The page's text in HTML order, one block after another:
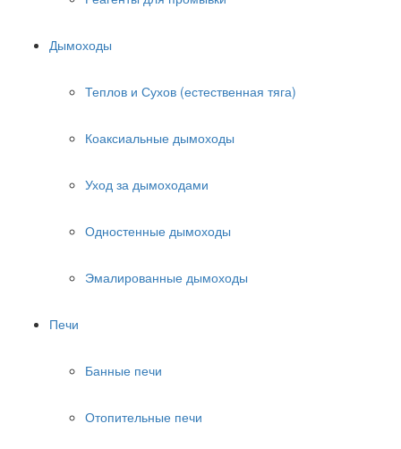
Дымоходы
Теплов и Сухов (естественная тяга)
Коаксиальные дымоходы
Уход за дымоходами
Одностенные дымоходы
Эмалированные дымоходы
Печи
Банные печи
Отопительные печи